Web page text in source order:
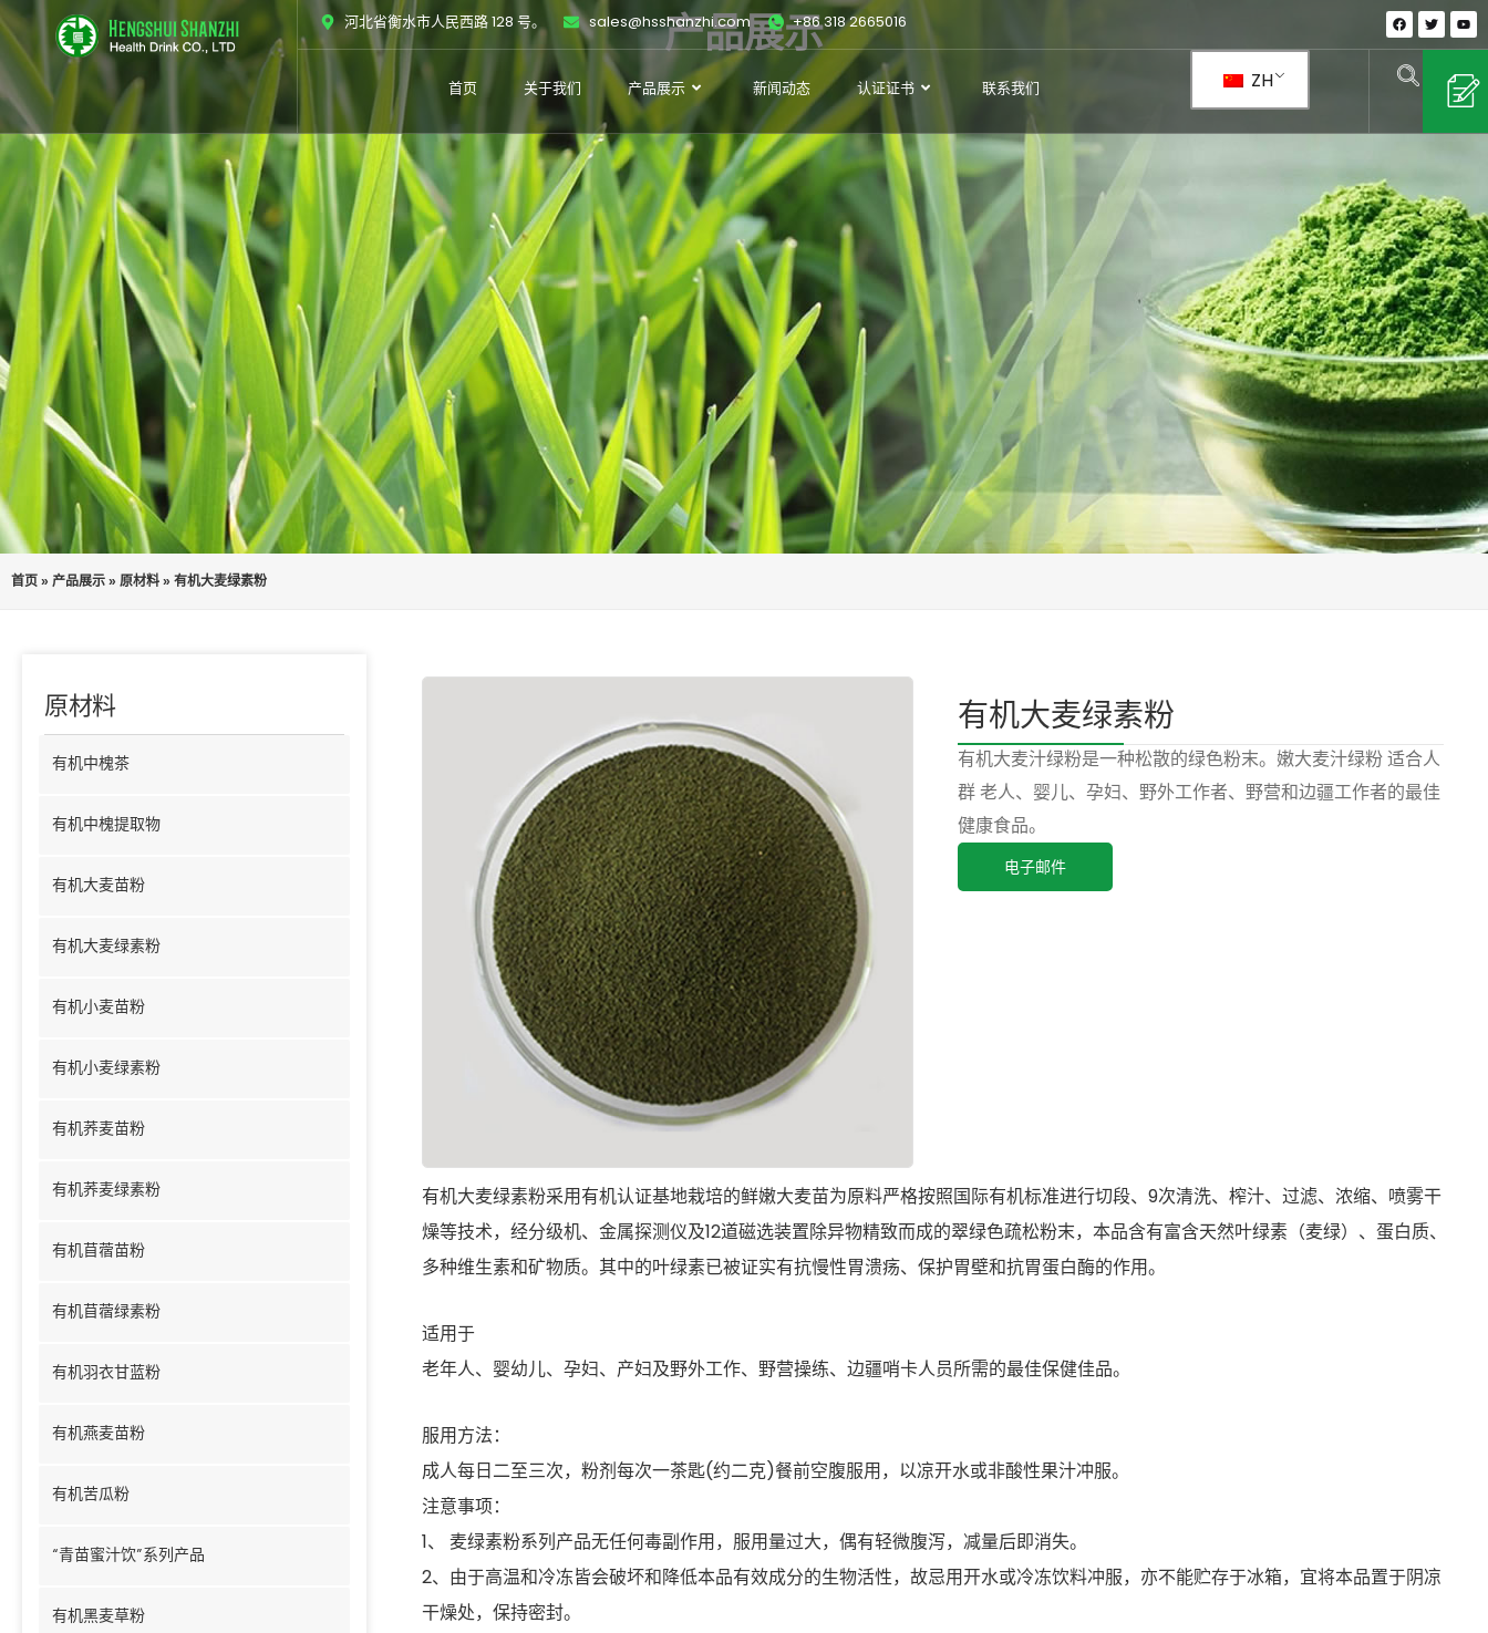
跳
至
内
容
河北省衡水市人民西路 128 号。 sales@hsshanzhi.com +86 318 2665016 在
F
a
c
e
b
上
推
特
Y
o
u
t
b
e
首页 关于我们 产品展示 新闻动态 认证证书 联系我们 ZH
产品展示
首页 » 产品展示 » 原材料 » 有机大麦绿素粉
原材料
有机中槐茶
有机中槐提取物
有机大麦苗粉
有机大麦绿素粉
有机小麦苗粉
有机小麦绿素粉
有机荞麦苗粉
有机荞麦绿素粉
有机苜蓿苗粉
有机苜蓿绿素粉
有机羽衣甘蓝粉
有机燕麦苗粉
有机苦瓜粉
“青苗蜜汁饮”系列产品
有机黑麦草粉
有机大麦绿素粉
有机大麦汁绿粉是一种松散的绿色粉末。嫩大麦汁绿粉 适合人
群 老人、婴儿、孕妇、野外工作者、野营和边疆工作者的最佳
健康食品。
电子邮件
有机大麦绿素粉采用有机认证基地栽培的鲜嫩大麦苗为原料严格按照国际有机标准进行切段、9次清洗、榨汁、过滤、浓缩、喷雾干
燥等技术，经分级机、金属探测仪及12道磁选装置除异物精致而成的翠绿色疏松粉末，本品含有富含天然叶绿素（麦绿）、蛋白质、
多种维生素和矿物质。其中的叶绿素已被证实有抗慢性胃溃疡、保护胃壁和抗胃蛋白酶的作用。
适用于
老年人、婴幼儿、孕妇、产妇及野外工作、野营操练、边疆哨卡人员所需的最佳保健佳品。
服用方法：
成人每日二至三次，粉剂每次一茶匙(约二克)餐前空腹服用，以凉开水或非酸性果汁冲服。
注意事项：
1、 麦绿素粉系列产品无任何毒副作用，服用量过大，偶有轻微腹泻，减量后即消失。
2、由于高温和冷冻皆会破坏和降低本品有效成分的生物活性，故忌用开水或冷冻饮料冲服，亦不能贮存于冰箱，宜将本品置于阴凉
干燥处，保持密封。